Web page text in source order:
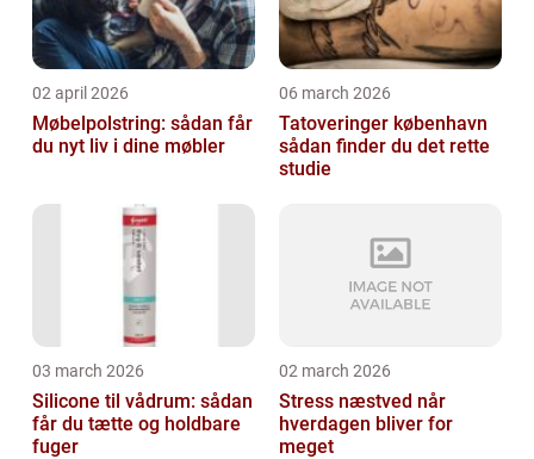
02 april 2026
Møbelpolstring: sådan får
du nyt liv i dine møbler
06 march 2026
Tatoveringer københavn
sådan finder du det rette
studie
03 march 2026
Silicone til vådrum: sådan
får du tætte og holdbare
fuger
02 march 2026
Stress næstved når
hverdagen bliver for
meget